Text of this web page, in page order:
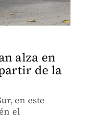
alza en
de la
en este
el